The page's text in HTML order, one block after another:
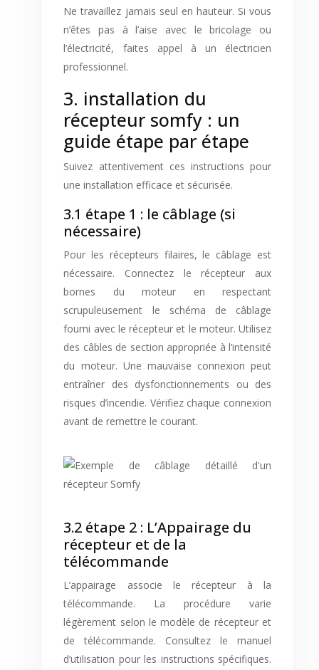
Ne travaillez jamais seul en hauteur. Si vous
n’êtes pas à l’aise avec le bricolage ou
l’électricité, faites appel à un électricien
professionnel.
3. installation du
récepteur somfy : un
guide étape par étape
Suivez attentivement ces instructions pour
une installation efficace et sécurisée.
3.1 étape 1 : le câblage (si
nécessaire)
Pour les récepteurs filaires, le câblage est
nécessaire. Connectez le récepteur aux
bornes du moteur en respectant
scrupuleusement le schéma de câblage
fourni avec le récepteur et le moteur. Utilisez
des câbles de section appropriée à l’intensité
du moteur. Une mauvaise connexion peut
entraîner des dysfonctionnements ou des
risques d’incendie. Vérifiez chaque connexion
avant de remettre le courant.
3.2 étape 2 : L’Appairage du
récepteur et de la
télécommande
L’appairage associe le récepteur à la
télécommande. La procédure varie
légèrement selon le modèle de récepteur et
de télécommande. Consultez le manuel
d’utilisation pour les instructions spécifiques.